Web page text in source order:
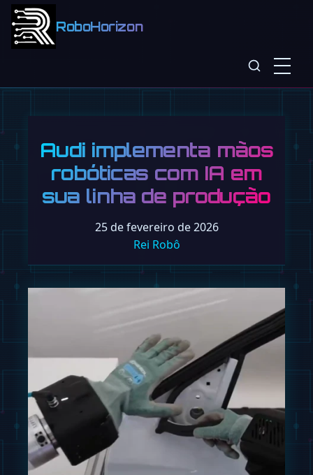
RoboHorizon
Audi implementa mãos
robóticas com IA em
sua linha de produção
25 de fevereiro de 2026
Rei Robô